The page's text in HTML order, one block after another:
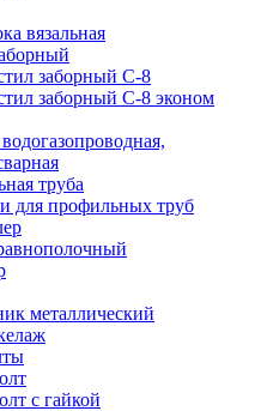
вязальная
заборный С-8
заборный С-8 эконом
труба
для профильных труб
металлический
с гайкой